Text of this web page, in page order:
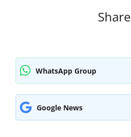
Share
WhatsApp Group
Google News